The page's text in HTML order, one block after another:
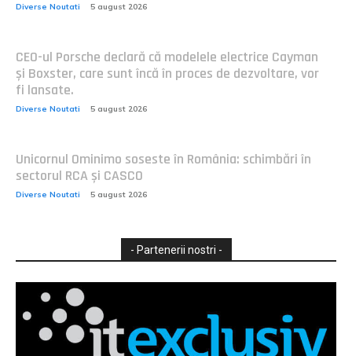
Diverse Noutati 5 august 2026
CEO-ul Porsche declară că modelele electrice Cayman
și Boxster, care sunt încă în proces de dezvoltare, vor
fi lansate.
Diverse Noutati 5 august 2026
Unicornul Ominimo soseste în România: schimbări în
sectorul RCA și CASCO
Diverse Noutati 5 august 2026
- Partenerii nostri -